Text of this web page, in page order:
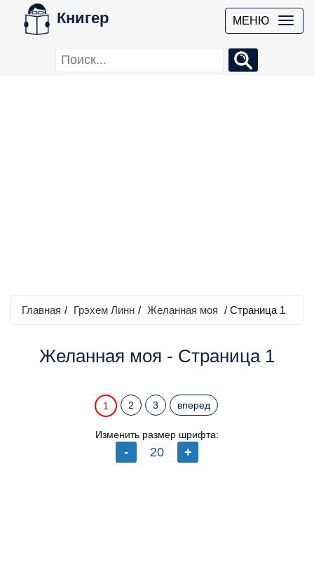
Книгер МЕНЮ
Главная / Грэхем Линн / Желанная моя / Страница 1
Желанная моя - Страница 1
1 2 3 вперед
Изменить размер шрифта: